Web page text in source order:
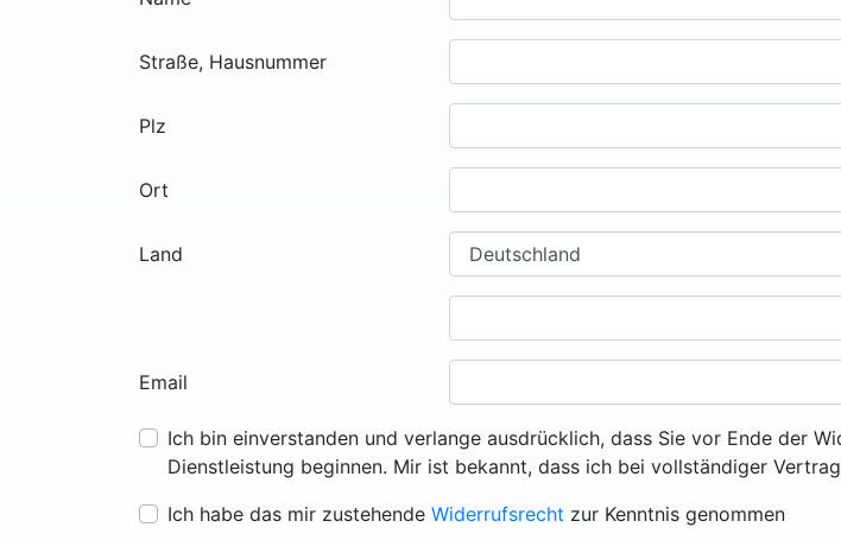
Straße, Hausnummer
Plz
Ort
Land
Email
Ich bin einverstanden und verlange ausdrücklich, dass Sie vor Ende der
Dienstleistung beginnen. Mir ist bekannt, dass ich bei vollständiger
Ich habe das mir zustehende Widerrufsrecht zur Kenntnis genommen